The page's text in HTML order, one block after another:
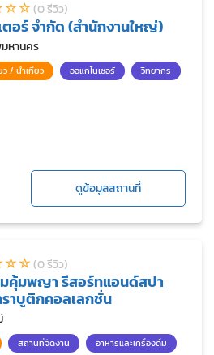
(0 รีวิว)
ตอร์ จำกัด (สำนักงานใหญ่)
หานคร
ว / นำเที่ยว ออแกไนเซอร์ วิทยากร
ดูข้อมูลสถานที่
(0 รีวิว)
มคุ้มพญา รีสอร์ทแอนด์สปา
ราบูติกคอลเลกชั่น
สถานที่จัดงาน อาหารและเครื่องดื่ม